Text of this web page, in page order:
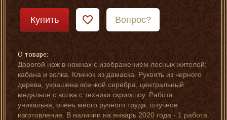
Купить Вопрос?
О товаре:
Дорогой нож в ножнах с изображением лесных жителей:
кабана и волка. Клинок из дамаска. Рукоять из черного
дерева, украшена всечкой серебра, центральный
медальон с волка с техники скримшоу. Работа
уникальна, очень много ручного труда, штучное
изготовление. В наличии на январь 2020 года - 1 работа.